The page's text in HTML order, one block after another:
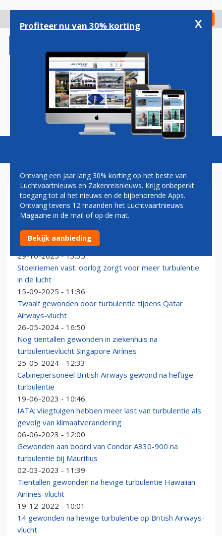
gaan
Check in
Magazine Podcasts Vacatures
TURBULENTIE
Emirates pakt turbulentie aan met kunstmatige
intelligentie
29-10-2025 - 13:35
Stoelriemen vast: oorlog zorgt voor meer turbulentie
in de lucht
15-09-2025 - 11:36
Twaalf gewonden door turbulentie tijdens Qatar
Airways-vlucht
26-05-2024 - 16:50
Nog tientallen gewonden in ziekenhuis na
turbulentievlucht Singapore Airlines
25-05-2024 - 12:33
Cabinepersoneel British Airways gewond na heftige
turbulentie
19-06-2023 - 10:46
IATA: vliegtuigen hebben meer last van turbulentie als
gevolg van klimaatverandering
06-06-2023 - 12:00
Gewonden aan boord van Condor A330-900 na
turbulentie bij Mauritius
02-03-2023 - 11:39
Tientallen gewonden na hevige turbulentie Hawaiian
Airlines-vlucht
19-12-2022 - 10:01
14 gewonden na hevige turbulentie op British Airways-
vlucht
Profiteer nu van 30% korting x
Ontvang een jaar lang 30% korting op het beste van
Luchtvaartnieuws en Zakenreisnieuws. Krijg onbeperkt
toegang tot al het nieuws en de bijbehorende Apps.
Ontvang tevens 12 maanden het Luchtvaartnieuws
Magazine in de mail of op de mat.
Bekijk aanbieding